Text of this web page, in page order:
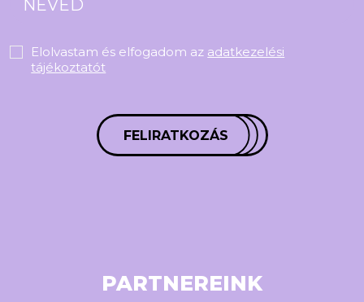
Elolvastam és elfogadom az adatkezelési
tájékoztatót
FELIRATKOZÁS
PARTNEREINK